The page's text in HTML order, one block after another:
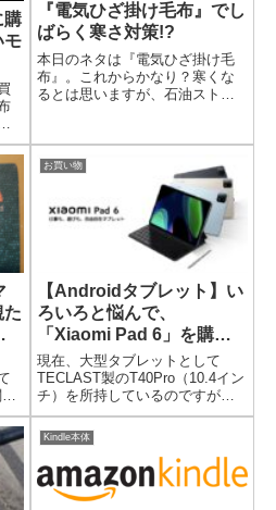
購
モ
『電気ひざ掛け毛布』でし
ばらく寒さ対策!?
本日のネタは『電気ひざ掛け毛
布』。これからかなり？寒くな
るとは思いますが、石油ストー
で、ちょっと暖をとりたいと思
った次第で購入してみました。
【送料無料】電気毛布 電気ひざ
た
お買い物
【Androidタブレット】い
ろいろと悩んで、
「Xiaomi Pad 6」を購
入！！
現在、大型タブレットとして
TECLAST製のT40Pro（10.4イン
チ）を所持しているのですが、
もう少し大きいというか、解像
度が高いモノが欲しくなり、い
ろいろと調べてみていくつかの
候補を挙げてみた。・Xiaomi
Pad 6・DOOGEE...
Kindle本体